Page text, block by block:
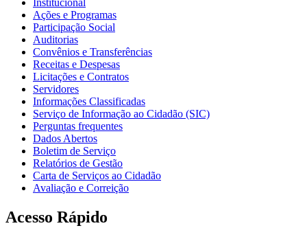
Institucional
Ações e Programas
Participação Social
Auditorias
Convênios e Transferências
Receitas e Despesas
Licitações e Contratos
Servidores
Informações Classificadas
Serviço de Informação ao Cidadão (SIC)
Perguntas frequentes
Dados Abertos
Boletim de Serviço
Relatórios de Gestão
Carta de Serviços ao Cidadão
Avaliação e Correição
Acesso Rápido